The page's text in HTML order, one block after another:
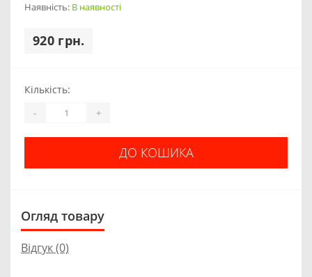
Наявність: В наявності
920 грн.
Кількість:
- +
ДО КОШИКА
Огляд товару
Відгук (0)